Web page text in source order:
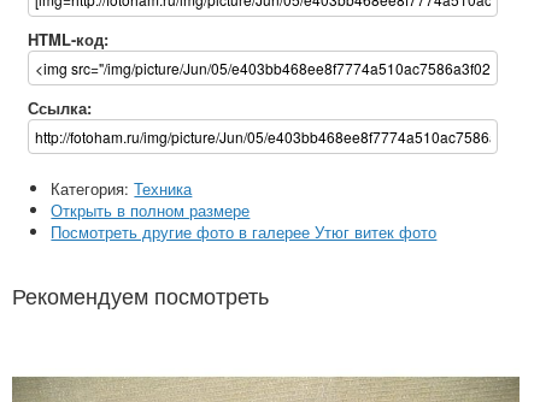
HTML-код:
Ссылка:
Категория:Техника
Открыть в полном размере
Посмотреть другие фото в галерее Утюг витек фото
Рекомендуем посмотреть